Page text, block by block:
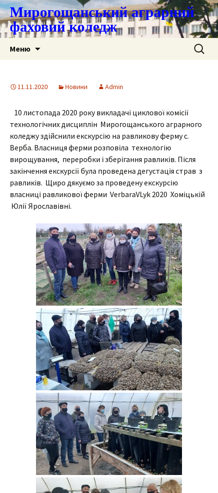
Мирогощанський аграрний
фаховий коледж
Меню Пошук:
11.11.2020 Новини Admin
10 листопада 2020 року викладачі циклової комісії
технологічних дисциплін Мирогощанського аграрного
коледжу здійснили екскурсію на равликову ферму с.
Верба. Власниця ферми розповіла технологію
вирощування, переробки і зберігання равликів. Після
закінчення екскурсії була проведена дегустація страв з
равликів. Щиро дякуємо за проведену екскурсію
власниці равликової ферми VerbaraVLyk 2020 Хоміцькій
Юлії Ярославівні.